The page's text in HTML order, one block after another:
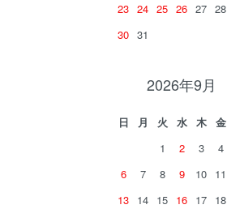
23 24 25 26 27 28
30 31
2026年9月
日 月 火 水 木 金
1
2 3 4
6
7 8 9 10 11
13 14 15 16 17 18